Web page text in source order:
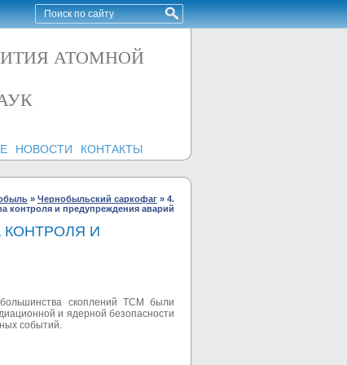
АТОМНОЙ
НОВОСТИ КОНТАКТЫ
» Чернобыльский саркофаг » 4.
контроля и предупреждения аварий
КОНТРОЛЯ И
скоплений ТСМ были
и ядерной безопасности
событий.